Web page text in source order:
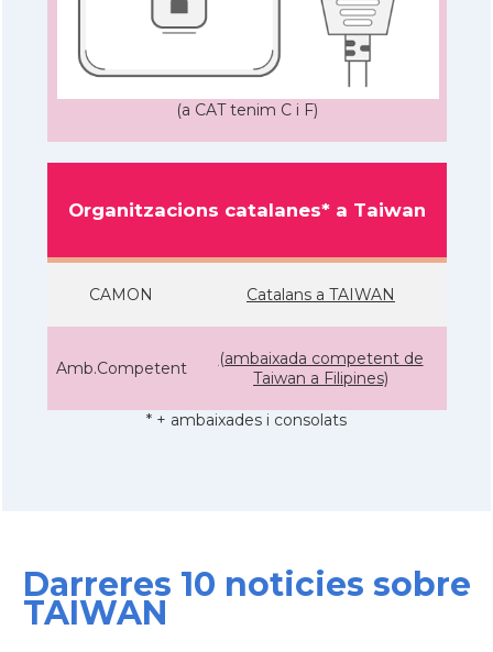
(a CAT tenim C i F)
Organitzacions catalanes* a Taiwan
CAMON Catalans a TAIWAN
Amb.Competent
(ambaixada competent de
Taiwan a Filipines)
* + ambaixades i consolats
Darreres 10 noticies sobre
TAIWAN